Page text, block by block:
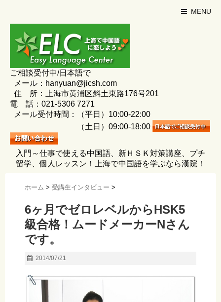
MENU
ご相談受付中/日本語で
メール：hanyuan@jicsh.com
住 所：上海市黄浦区斜土東路176号201
電 話：021-5306 7271
メール受付時間：（平日）10:00-22:00
（土日）09:00-18:00
入門～仕事で使える中国語、新ＨＳＫ対策講座、プチ
留学、個人レッスン！上海で中国語を学ぶなら漢院！
ホーム > 受講生インタビュー >
6ヶ月でゼロレベルからHSK5
級合格！ムードメーカーNさん
です。
2014/07/21